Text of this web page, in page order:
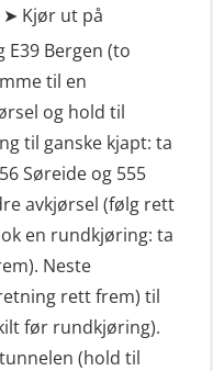
m/E-læring
m/E-læring
m/E-læring
livbåt –
repetisjon
sikringsplikter
(LSP103)
➤ Kjør ut på
E39 Bergen (to
til en
og hold til
til ganske kjapt: ta
Søreide og 555
avkjørsel (følg rett
en rundkjøring: ta
Neste
rett frem) til
før rundkjøring).
(hold til